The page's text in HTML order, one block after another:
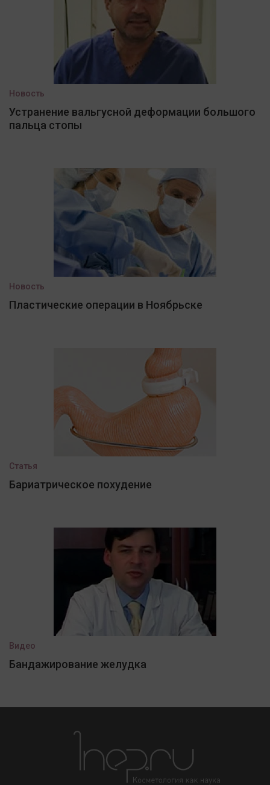
Новость
Устранение вальгусной деформации большого
пальца стопы
Новость
Пластические операции в Ноябрьске
Статья
Бариатрическое похудение
Видео
Бандажирование желудка